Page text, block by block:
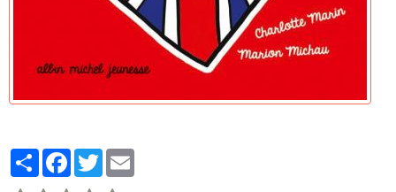
PartagerFacebook
Twitter